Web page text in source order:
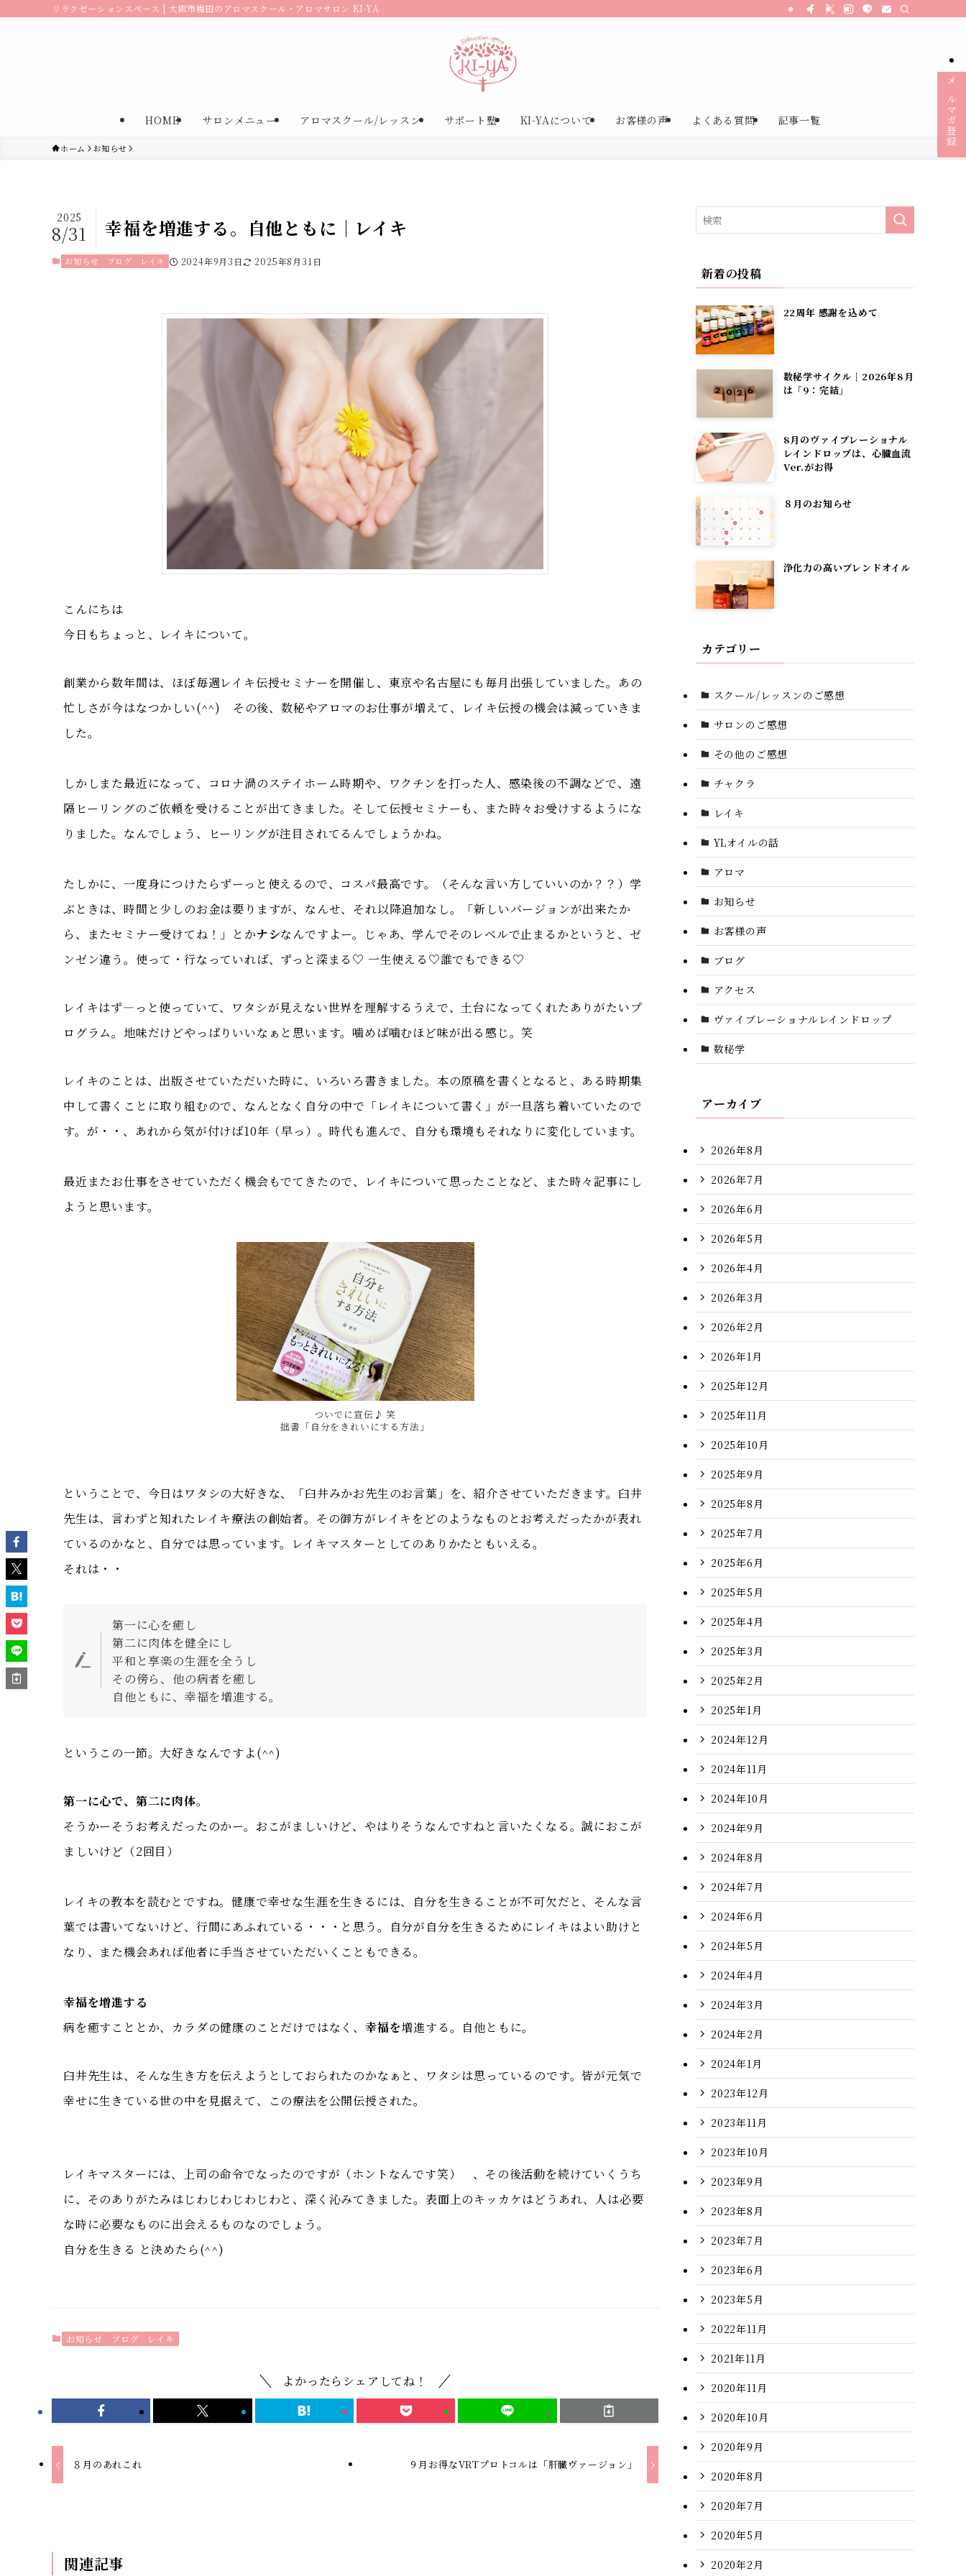
メルマガ登録
リラクゼーションスペース | 大阪市梅田のアロマスクール・アロマサロン KI-YA
HOME サロンメニュー アロマスクール/レッスン サポート塾 KI-YAについて お客様の声 よくある質問 記事一覧
ホーム お知らせ
幸福を増進する。自他ともに｜レイキ
2025
8/31
お知らせ ブログ レイキ 2024年9月3日 2025年8月31日
こんにちは
今日もちょっと、レイキについて。
創業から数年間は、ほぼ毎週レイキ伝授セミナーを開催し、東京や名古屋にも毎月出張していました。あの
忙しさが今はなつかしい(^^) その後、数秘やアロマのお仕事が増えて、レイキ伝授の機会は減っていきま
した。
しかしまた最近になって、コロナ渦のステイホーム時期や、ワクチンを打った人、感染後の不調などで、遠
隔ヒーリングのご依頼を受けることが出てきました。そして伝授セミナーも、また時々お受けするようにな
りました。なんでしょう、ヒーリングが注目されてるんでしょうかね。
たしかに、一度身につけたらずーっと使えるので、コスパ最高です。（そんな言い方していいのか？？）学
ぶときは、時間と少しのお金は要りますが、なんせ、それ以降追加なし。「新しいバージョンが出来たか
ら、またセミナー受けてね！」とかナシなんですよー。じゃあ、学んでそのレベルで止まるかというと、ゼ
ンゼン違う。使って・行なっていれば、ずっと深まる♡ 一生使える♡誰でもできる♡
レイキはず―っと使っていて、ワタシが見えない世界を理解するうえで、土台になってくれたありがたいプ
ログラム。地味だけどやっぱりいいなぁと思います。噛めば噛むほど味が出る感じ。笑
レイキのことは、出版させていただいた時に、いろいろ書きました。本の原稿を書くとなると、ある時期集
中して書くことに取り組むので、なんとなく自分の中で「レイキについて書く」が一旦落ち着いていたので
す。が・・、あれから気が付けば10年（早っ）。時代も進んで、自分も環境もそれなりに変化しています。
最近またお仕事をさせていただく機会もでてきたので、 レイキについて思ったことなど、また時々記事にし
ようと思います。
ついでに宣伝♪ 笑
拙書「自分をきれいにする方法」
ということで、今日はワタシの大好きな、「臼井みかお先生のお言葉」を、紹介させていただきます。臼井
先生は、言わずと知れたレイキ療法の創始者。その御方がレイキをどのようなものとお考えだったかが表れ
ているのかなと、自分では思っています。レイキマスターとしてのありかたともいえる。
それは・・
第一に心を癒し
第二に肉体を健全にし
平和と享楽の生涯を全うし
その傍ら、他の病者を癒し
自他ともに、幸福を増進する。
というこの一節。大好きなんですよ(^^)
第一に心で、第二に肉体。
そうかーそうお考えだったのかー。おこがましいけど、やはりそうなんですねと言いたくなる。誠におこが
ましいけど（2回目）
レイキの教本を読むとですね。健康で幸せな生涯を生きるには、自分を生きることが不可欠だと、そんな言
葉では書いてないけど、行間にあふれている・・・と思う。自分が自分を生きるためにレイキはよい助けと
なり、また機会あれば他者に手当させていただいくこともできる。
幸福を増進する
病を癒すこととか、カラダの健康のことだけではなく、 幸福を増進する。自他ともに。
臼井先生は、そんな生き方を伝えようとしておられたのかなぁと、ワタシは思っているのです。皆が元気で
幸せに生きている世の中を見据えて、この療法を公開伝授された。
レイキマスターには、上司の命令でなったのですが（ホントなんです笑） 、その後活動を続けていくうち
に、そのありがたみはじわじわじわじわと、深く沁みてきました。表面上のキッカケはどうあれ、人は必要
な時に必要なものに出会えるものなのでしょう。
自分を生きる と決めたら(^^)
お知らせ ブログ レイキ
よかったらシェアしてね！
８月のあれこれ ９月お得なVRTプロトコルは「肝臓ヴァージョン」
関連記事
新着の投稿
22周年 感謝を込めて
数秘学サイクル｜2026年8月
は「9：完結」
8月のヴァイブレーショナル
レインドロップは、心臓血流
Ver.がお得
８月のお知らせ
浄化力の高いブレンドオイル
カテゴリー
スクール/レッスンのご感想
サロンのご感想
その他のご感想
チャクラ
レイキ
YLオイルの話
アロマ
お知らせ
お客様の声
ブログ
アクセス
ヴァイブレーショナルレインドロップ
数秘学
アーカイブ
2026年8月
2026年7月
2026年6月
2026年5月
2026年4月
2026年3月
2026年2月
2026年1月
2025年12月
2025年11月
2025年10月
2025年9月
2025年8月
2025年7月
2025年6月
2025年5月
2025年4月
2025年3月
2025年2月
2025年1月
2024年12月
2024年11月
2024年10月
2024年9月
2024年8月
2024年7月
2024年6月
2024年5月
2024年4月
2024年3月
2024年2月
2024年1月
2023年12月
2023年11月
2023年10月
2023年9月
2023年8月
2023年7月
2023年6月
2023年5月
2022年11月
2021年11月
2020年11月
2020年10月
2020年9月
2020年8月
2020年7月
2020年5月
2020年2月